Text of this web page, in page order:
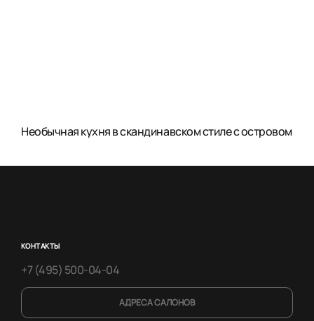
Необычная кухня в скандинавском стиле с островом
КОНТАКТЫ
+7 (495) 500-04-04
АДРЕСА САЛОНОВ